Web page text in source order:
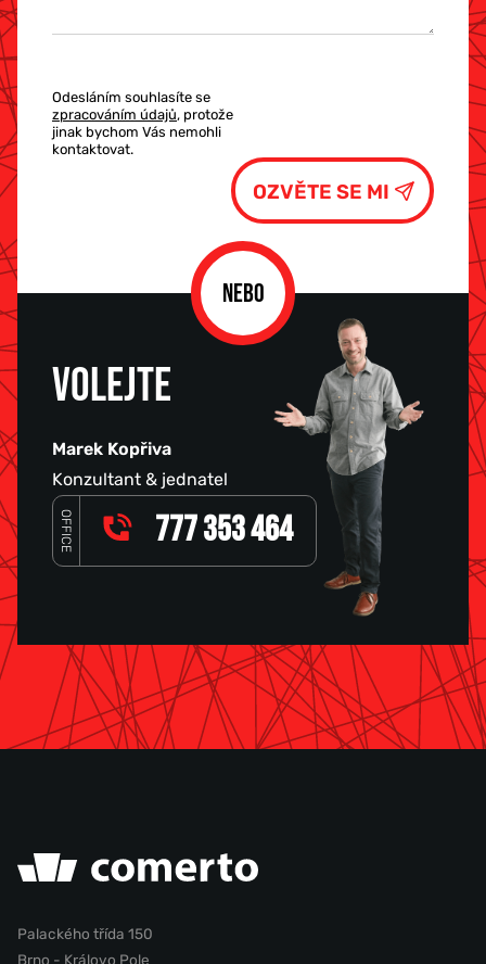
Odesláním souhlasíte se
zpracováním údajů, protože
jinak bychom Vás nemohli
kontaktovat.
NEBO
VOLEJTE
Marek Kopřiva
Konzultant & jednatel
OFFICE 777 353 464
Palackého třída 150
Brno - Královo Pole